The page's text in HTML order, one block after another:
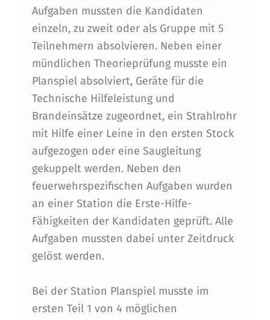
U
E
R
W
E
H
R
–
E
R
S
T
E
S
Aufgaben mussten die Kandidaten
einzeln, zu zweit oder als Gruppe mit 5
Teilnehmern absolvieren. Neben einer
mündlichen Theorieprüfung musste ein
Planspiel absolviert, Geräte für die
Technische Hilfeleistung und
Brandeinsätze zugeordnet, ein Strahlrohr
mit Hilfe einer Leine in den ersten Stock
aufgezogen oder eine Saugleitung
gekuppelt werden. Neben den
feuerwehrspezifischen Aufgaben wurden
an einer Station die Erste-Hilfe-
Fähigkeiten der Kandidaten geprüft. Alle
Aufgaben mussten dabei unter Zeitdruck
gelöst werden.
Bei der Station Planspiel musste im
ersten Teil 1 von 4 möglichen